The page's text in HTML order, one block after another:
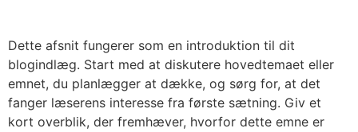
Dette afsnit fungerer som en introduktion til dit
blogindlæg. Start med at diskutere hovedtemaet eller
emnet, du planlægger at dække, og sørg for, at det
fanger læserens interesse fra første sætning. Giv et
kort overblik, der fremhæver, hvorfor dette emne er